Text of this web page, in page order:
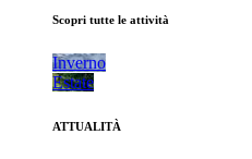
Scopri tutte le attività
Inverno
Estate
ATTUALITÀ